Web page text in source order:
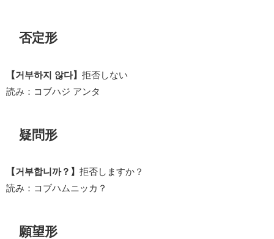
否定形
【거부하지 않다】 拒否しない
読み：コブハジ アンタ
疑問形
【거부합니까？】 拒否しますか？
読み：コブハムニッカ？
願望形